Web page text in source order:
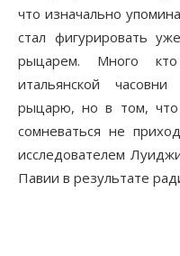
что изначально
стал фигурировать
рыцарем. Много
итальянской
рыцарю, но в том,
сомневаться не
исследователем
Павии в результате